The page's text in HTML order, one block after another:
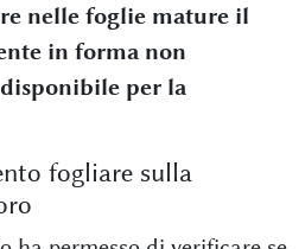
nelle foglie mature il
in forma non
per la
fogliare sulla